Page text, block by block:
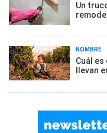
Un
NOMBRE
Cuál
llevan